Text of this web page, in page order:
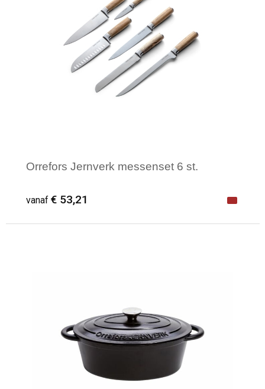
Orrefors Jernverk messenset 6 st.
vanaf € 53,21